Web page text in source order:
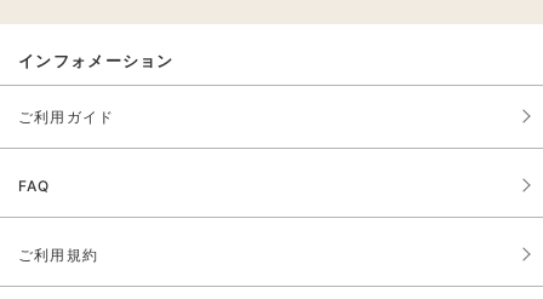
インフォメーション
ご利用ガイド
FAQ
ご利用規約